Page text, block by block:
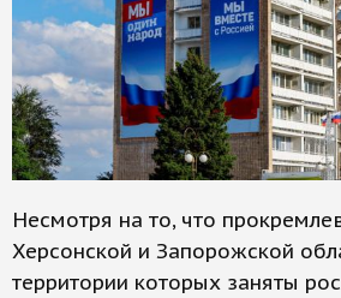
Несмотря на то, что
Херсонской и Запорожской
территории которых заняты